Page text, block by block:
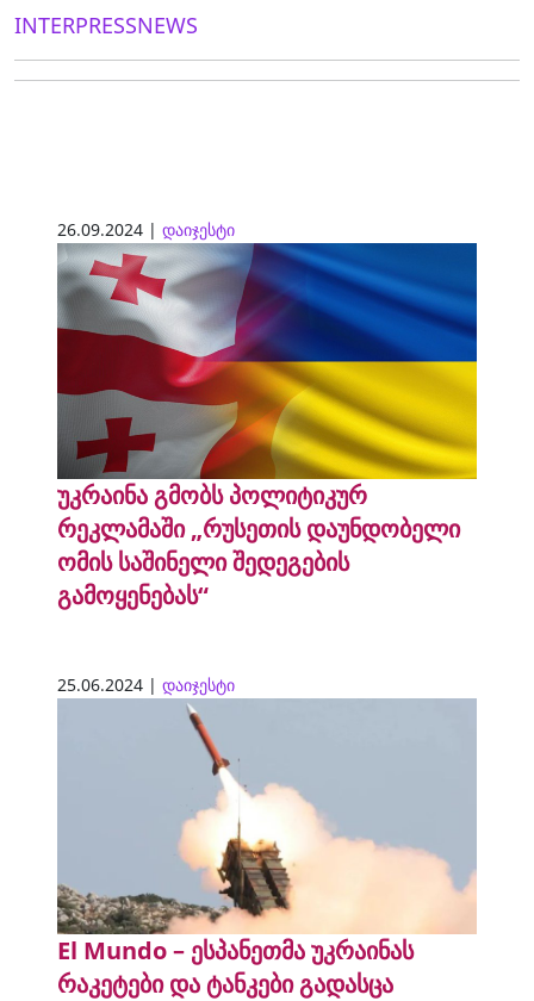
INTERPRESSNEWS
26.09.2024 | დაიჯესტი
უკრაინა გმობს პოლიტიკურ
რეკლამაში „რუსეთის დაუნდობელი
ომის საშინელი შედეგების
გამოყენებას“
25.06.2024 | დაიჯესტი
El Mundo – ესპანეთმა უკრაინას
რაკეტები და ტანკები გადასცა